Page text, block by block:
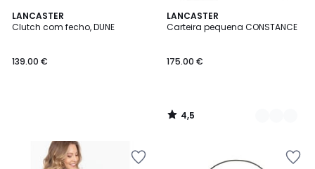
LANCASTER
Clutch com fecho, DUNE
139.00 €
LANCASTER
Carteira pequena CONSTANCE
175.00 €
4,5
/ 5
2
Cores
4,5
/